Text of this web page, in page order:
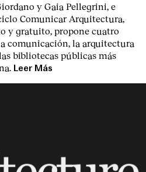
y Gaia Pellegrini, e
Comunicar Arquitectura,
y gratuito, propone cuatro
comunicación, la arquitectura
bibliotecas públicas más
Leer Más